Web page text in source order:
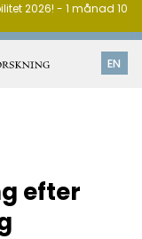
EN
2026! - 1 månad 10
efter